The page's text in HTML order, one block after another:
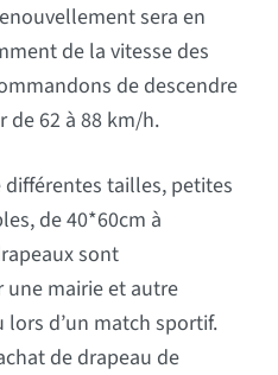
sera en
de la vitesse des
de descendre
62 à 88 km/h.
tailles, petites
de 40*60cm à
sont
mairie et autre
d’un match sportif.
de drapeau de